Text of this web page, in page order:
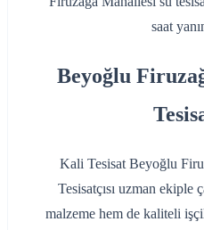
saat
Beyoğlu
Kali Tesisat Beyoğlu
Tesisatçısı uzman ekiple
malzeme hem de kaliteli